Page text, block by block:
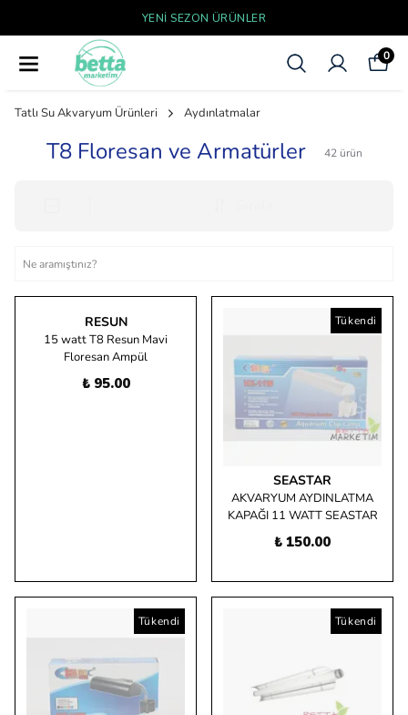
YENI SEZON ÜRÜNLER
0
Tatlı Su Akvaryum Ürünleri Aydınlatmalar
T8 Floresan ve Armatürler 42 ürün
RESUN
15 watt T8 Resun Mavi
Floresan Ampül
₺ 95.00
Tükendi
SEASTAR
AKVARYUM AYDINLATMA
KAPAĞI 11 WATT SEASTAR
₺ 150.00
Tükendi Tükendi